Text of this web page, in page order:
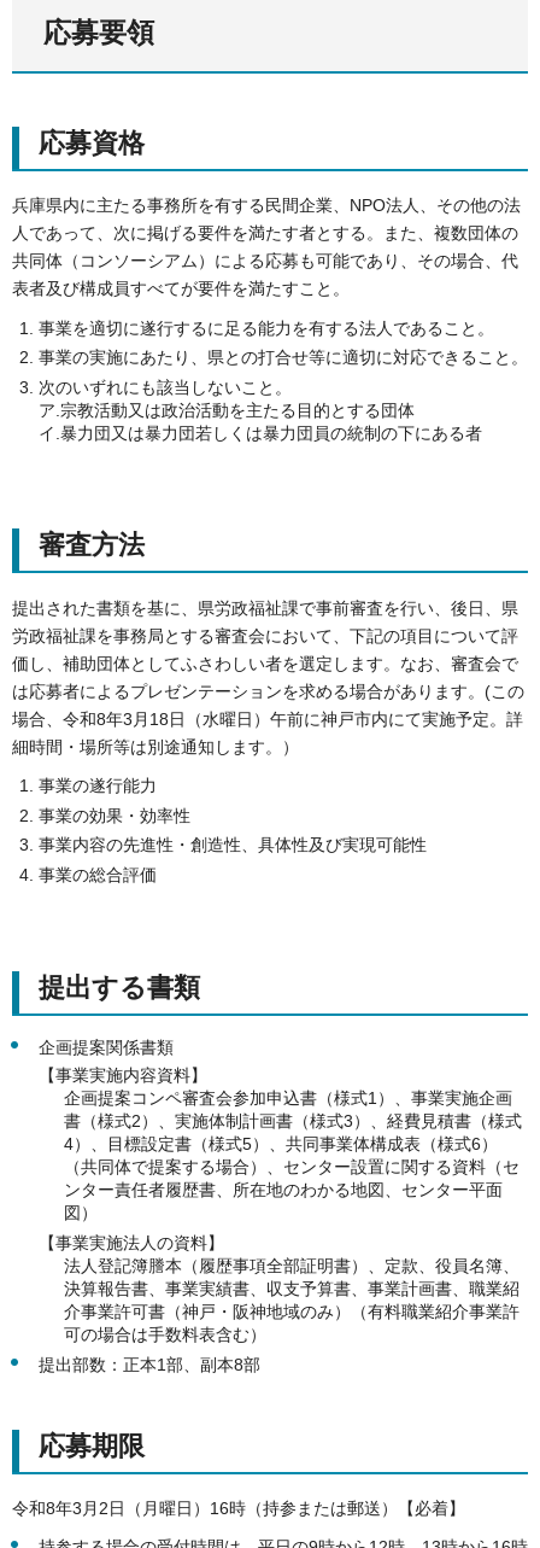
応募要領
応募資格
兵庫県内に主たる事務所を有する民間企業、NPO法人、その他の法
人であって、次に掲げる要件を満たす者とする。また、複数団体の
共同体（コンソーシアム）による応募も可能であり、その場合、代
表者及び構成員すべてが要件を満たすこと。
事業を適切に遂行するに足る能力を有する法人であること。
事業の実施にあたり、県との打合せ等に適切に対応できること。
次のいずれにも該当しないこと。
ア.宗教活動又は政治活動を主たる目的とする団体
イ.暴力団又は暴力団若しくは暴力団員の統制の下にある者
審査方法
提出された書類を基に、県労政福祉課で事前審査を行い、後日、県
労政福祉課を事務局とする審査会において、下記の項目について評
価し、補助団体としてふさわしい者を選定します。なお、審査会で
は応募者によるプレゼンテーションを求める場合があります。(この
場合、令和8年3月18日（水曜日）午前に神戸市内にて実施予定。詳
細時間・場所等は別途通知します。）
事業の遂行能力
事業の効果・効率性
事業内容の先進性・創造性、具体性及び実現可能性
事業の総合評価
提出する書類
企画提案関係書類
【事業実施内容資料】
企画提案コンペ審査会参加申込書（様式1）、事業実施企画
書（様式2）、実施体制計画書（様式3）、経費見積書（様式
4）、目標設定書（様式5）、共同事業体構成表（様式6）
（共同体で提案する場合）、センター設置に関する資料（セ
ンター責任者履歴書、所在地のわかる地図、センター平面
図）
【事業実施法人の資料】
法人登記簿謄本（履歴事項全部証明書）、定款、役員名簿、
決算報告書、事業実績書、収支予算書、事業計画書、職業紹
介事業許可書（神戸・阪神地域のみ）（有料職業紹介事業許
可の場合は手数料表含む）
提出部数：正本1部、副本8部
応募期限
令和8年3月2日（月曜日）16時（持参または郵送）【必着】